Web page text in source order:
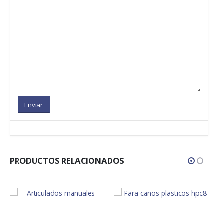
PRODUCTOS RELACIONADOS